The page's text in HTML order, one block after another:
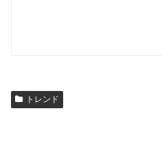
トレンド